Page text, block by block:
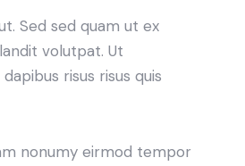
Sed sed quam ut ex
volutpat. Ut
risus risus quis
nonumy eirmod tempor